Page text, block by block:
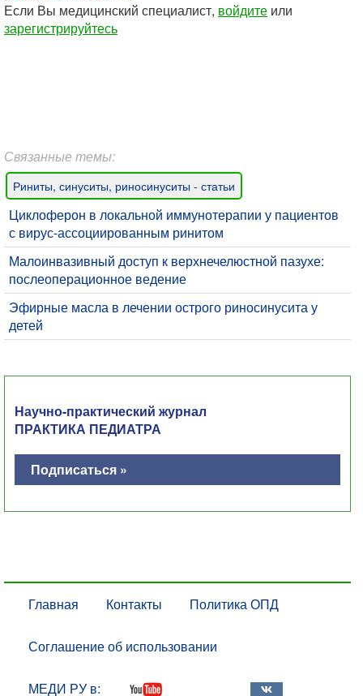
Если Вы медицинский специалист, войдите или
зарегистрируйтесь
Связанные темы:
Риниты, синуситы, риносинуситы - статьи
Циклоферон в локальной иммунотерапии у пациентов
с вирус-ассоциированным ринитом
​Малоинвазивный доступ к верхнечелюстной пазухе:
послеоперационное ведение
Эфирные масла в лечении острого риносинусита у
детей
Научно-практический журнал
ПРАКТИКА ПЕДИАТРА
Подписаться »
Главная Контакты Политика ОПД
Соглашение об использовании
МЕДИ РУ в: